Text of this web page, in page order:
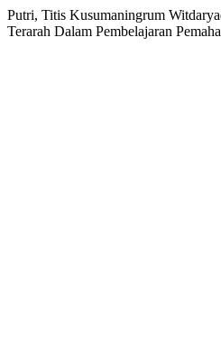
Putri, Titis Kusumaningrum
Terarah Dalam Pembelajaran